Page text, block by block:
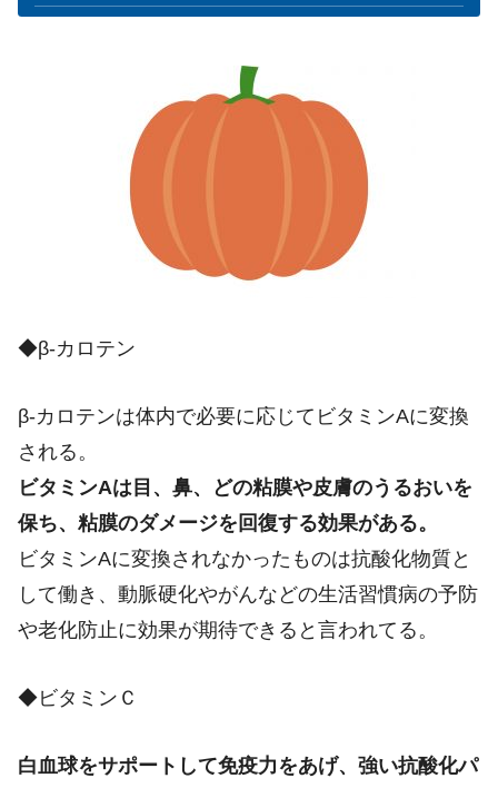
◆β-カロテン
β-カロテンは体内で必要に応じてビタミンAに変換
される。
ビタミンAは目、鼻、どの粘膜や皮膚のうるおいを
保ち、粘膜のダメージを回復する効果がある。
ビタミンAに変換されなかったものは抗酸化物質と
して働き、動脈硬化やがんなどの生活習慣病の予防
や老化防止に効果が期待できると言われてる。
◆ビタミンＣ
白血球をサポートして免疫力をあげ、強い抗酸化パ